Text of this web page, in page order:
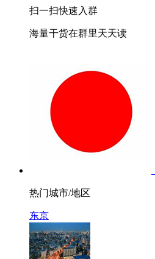
扫一扫快速入群
海量干货在群里天天读
热门城市/地区
东京